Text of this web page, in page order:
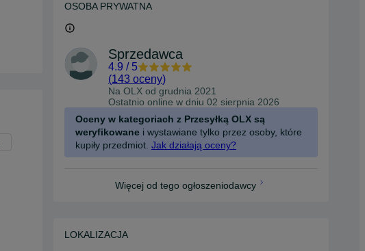
OSOBA PRYWATNA
Sprzedawca
4.9 / 5
(143 oceny)
Na OLX od grudnia 2021
Ostatnio online w dniu 02 sierpnia 2026
Oceny w kategoriach z Przesyłką OLX są
weryfikowane i wystawiane tylko przez osoby, które
kupiły przedmiot. Jak działają oceny?
Więcej od tego ogłoszeniodawcy
LOKALIZACJA